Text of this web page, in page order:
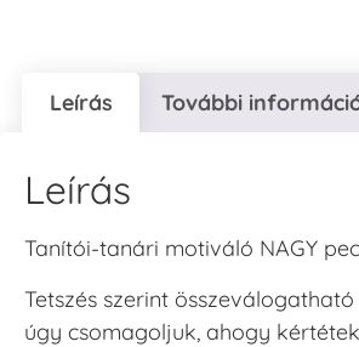
Leírás További
Leírás
Tanítói-tanári motiváló NAGY
Tetszés szerint
úgy csomagoljuk, ahogy